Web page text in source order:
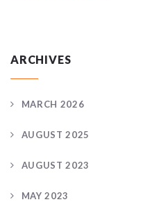
ARCHIVES
MARCH 2026
AUGUST 2025
AUGUST 2023
MAY 2023